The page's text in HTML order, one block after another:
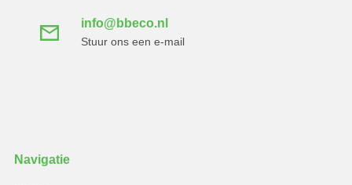
info@bbeco.nl
Stuur ons een e-mail
Navigatie